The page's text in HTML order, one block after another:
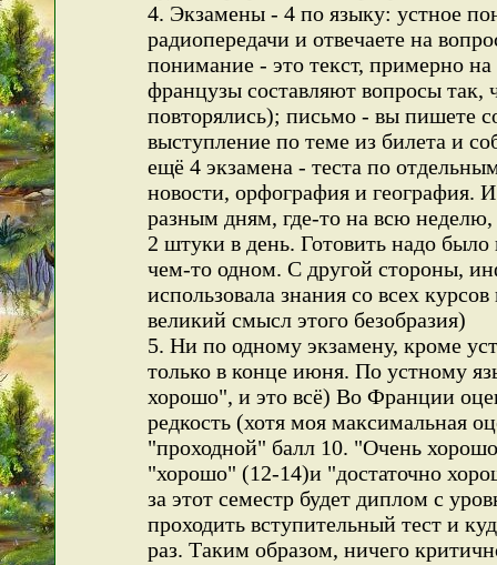
4. Экзамены - 4 по языку: устное
радиопередачи и отвечаете на
понимание - это текст, примерно
французы составляют вопросы так,
повторялись); письмо - вы пишете
выступление по теме из билета и
ещё 4 экзамена - теста по
новости, орфография и география.
разным дням, где-то на всю
2 штуки в день. Готовить надо было
чем-то одном. С другой стороны,
использовала знания со всех
великий смысл этого безобразия)
5. Ни по одному экзамену, кроме
только в конце июня. По устному
хорошо", и это всё) Во Франции
редкость (хотя моя максимальная
"проходной" балл 10. "Очень
"хорошо" (12-14)и "достаточно
за этот семестр будет диплом с
проходить вступительный тест и
раз. Таким образом, ничего